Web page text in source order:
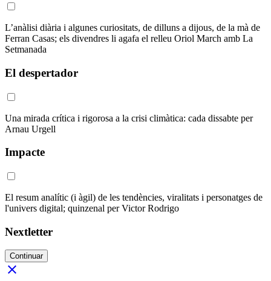
L’anàlisi diària i algunes curiositats, de dilluns a dijous, de la mà de
Ferran Casas; els divendres li agafa el relleu Oriol March amb La
Setmanada
El despertador
Una mirada crítica i rigorosa a la crisi climàtica: cada dissabte per
Arnau Urgell
Impacte
El resum analític (i àgil) de les tendències, viralitats i personatges de
l'univers digital; quinzenal per Victor Rodrigo
Nextletter
Continuar
close